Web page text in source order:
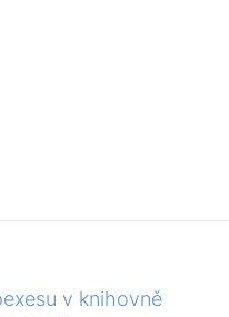
v knihovně